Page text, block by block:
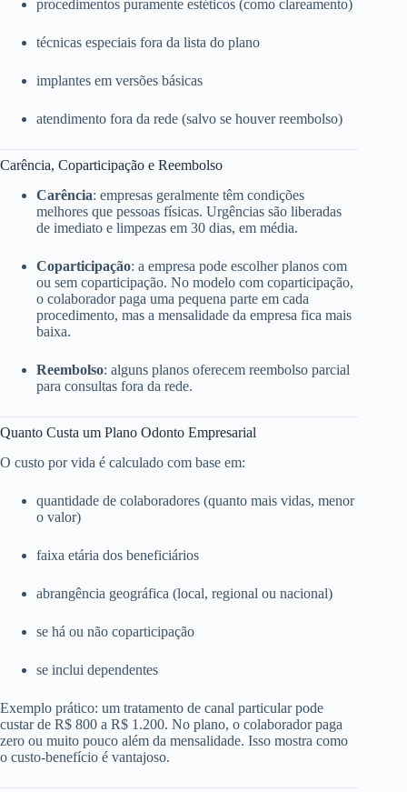
procedimentos puramente estéticos (como clareamento)
técnicas especiais fora da lista do plano
implantes em versões básicas
atendimento fora da rede (salvo se houver reembolso)
Carência, Coparticipação e Reembolso
Carência: empresas geralmente têm condições
melhores que pessoas físicas. Urgências são liberadas
de imediato e limpezas em 30 dias, em média.
Coparticipação: a empresa pode escolher planos com
ou sem coparticipação. No modelo com coparticipação,
o colaborador paga uma pequena parte em cada
procedimento, mas a mensalidade da empresa fica mais
baixa.
Reembolso: alguns planos oferecem reembolso parcial
para consultas fora da rede.
Quanto Custa um Plano Odonto Empresarial
O custo por vida é calculado com base em:
quantidade de colaboradores (quanto mais vidas, menor
o valor)
faixa etária dos beneficiários
abrangência geográfica (local, regional ou nacional)
se há ou não coparticipação
se inclui dependentes
Exemplo prático: um tratamento de canal particular pode
custar de R$ 800 a R$ 1.200. No plano, o colaborador paga
zero ou muito pouco além da mensalidade. Isso mostra como
o custo-benefício é vantajoso.